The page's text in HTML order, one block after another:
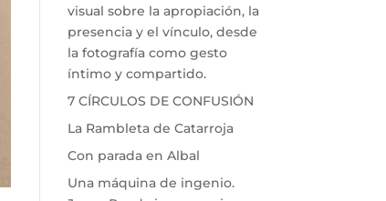
visual sobre la apropiación, la
presencia y el vínculo, desde
la fotografía como gesto
íntimo y compartido.
7 CÍRCULOS DE CONFUSIÓN
La Rambleta de Catarroja
Con parada en Albal
Una máquina de ingenio.